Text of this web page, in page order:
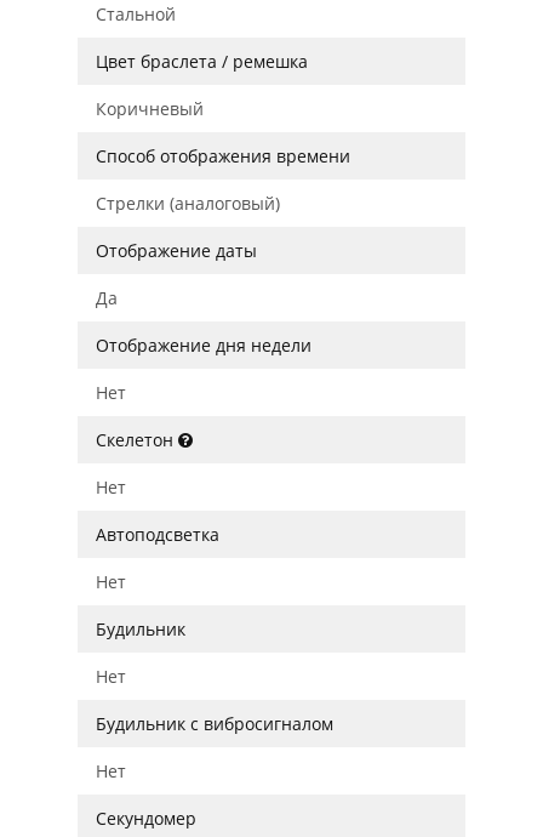
Стальной
Цвет браслета / ремешка
Коричневый
Способ отображения времени
Стрелки (аналоговый)
Отображение даты
Да
Отображение дня недели
Нет
Скелетон
Нет
Автоподсветка
Нет
Будильник
Нет
Будильник с вибросигналом
Нет
Секундомер